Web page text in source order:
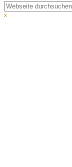
Webseite
durchsuchen
Hide